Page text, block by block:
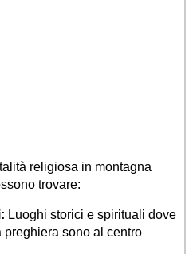
religiosa in montagna
trovare:
Luoghi storici e spirituali dove
preghiera sono al centro